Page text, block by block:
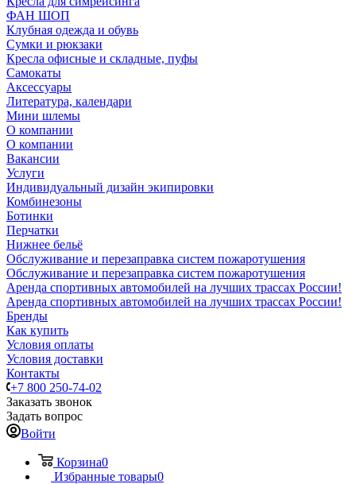
ФАН ШОП
Клубная одежда и обувь
Сумки и рюкзаки
Кресла офисные и складные, пуфы
Самокаты
Аксессуары
Литература, календари
Мини шлемы
О компании
О компании
Вакансии
Услуги
Индивидуальный дизайн экипировки
Комбинезоны
Ботинки
Перчатки
Нижнее бельё
Обслуживание и перезаправка систем пожаротушения
Обслуживание и перезаправка систем пожаротушения
Аренда спортивных автомобилей на лучших трассах России!
Аренда спортивных автомобилей на лучших трассах России!
Бренды
Как купить
Условия оплаты
Условия доставки
Контакты
+7 800 250-74-02
Заказать звонок
Задать вопрос
Войти
Корзина0
Избранные товары0